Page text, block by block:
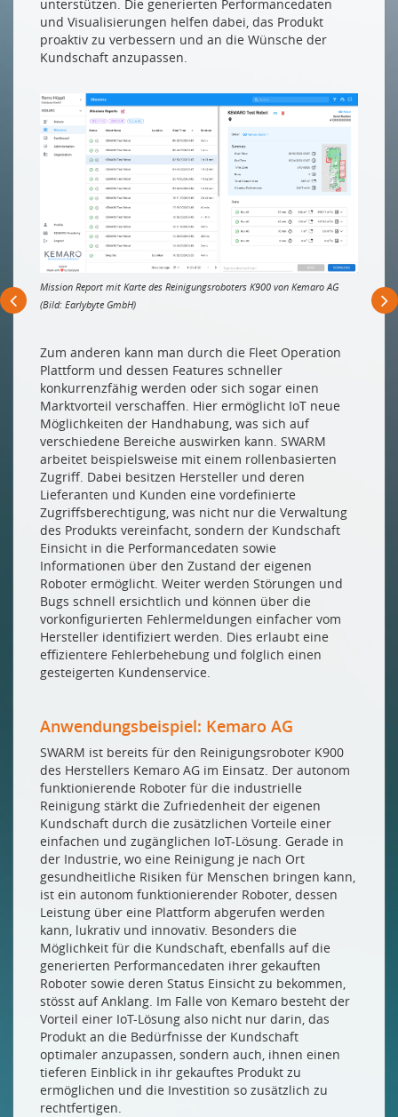
unterstützen. Die generierten Performancedaten
und Visualisierungen helfen dabei, das Produkt
proaktiv zu verbessern und an die Wünsche der
Kundschaft anzupassen.
Mission Report mit Karte des Reinigungsroboters K900 von Kemaro AG
(Bild: Earlybyte GmbH)
Zum anderen kann man durch die Fleet Operation
Plattform und dessen Features schneller
konkurrenzfähig werden oder sich sogar einen
Marktvorteil verschaffen. Hier ermöglicht IoT neue
Möglichkeiten der Handhabung, was sich auf
verschiedene Bereiche auswirken kann. SWARM
arbeitet beispielsweise mit einem rollenbasierten
Zugriff. Dabei besitzen Hersteller und deren
Lieferanten und Kunden eine vordefinierte
Zugriffsberechtigung, was nicht nur die Verwaltung
des Produkts vereinfacht, sondern der Kundschaft
Einsicht in die Performancedaten sowie
Informationen über den Zustand der eigenen
Roboter ermöglicht. Weiter werden Störungen und
Bugs schnell ersichtlich und können über die
vorkonfigurierten Fehlermeldungen einfacher vom
Hersteller identifiziert werden. Dies erlaubt eine
effizientere Fehlerbehebung und folglich einen
gesteigerten Kundenservice.
Anwendungsbeispiel: Kemaro AG
SWARM ist bereits für den Reinigungsroboter K900
des Herstellers Kemaro AG im Einsatz. Der autonom
funktionierende Roboter für die industrielle
Reinigung stärkt die Zufriedenheit der eigenen
Kundschaft durch die zusätzlichen Vorteile einer
einfachen und zugänglichen IoT-Lösung. Gerade in
der Industrie, wo eine Reinigung je nach Ort
gesundheitliche Risiken für Menschen bringen kann,
ist ein autonom funktionierender Roboter, dessen
Leistung über eine Plattform abgerufen werden
kann, lukrativ und innovativ. Besonders die
Möglichkeit für die Kundschaft, ebenfalls auf die
generierten Performancedaten ihrer gekauften
Roboter sowie deren Status Einsicht zu bekommen,
stösst auf Anklang. Im Falle von Kemaro besteht der
Vorteil einer IoT-Lösung also nicht nur darin, das
Produkt an die Bedürfnisse der Kundschaft
optimaler anzupassen, sondern auch, ihnen einen
tieferen Einblick in ihr gekauftes Produkt zu
ermöglichen und die Investition so zusätzlich zu
rechtfertigen.